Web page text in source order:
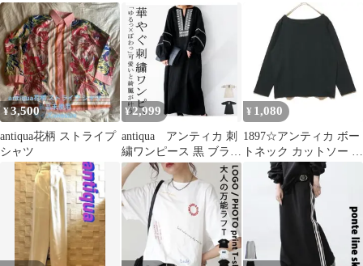
グスカート グリー
ン フリー
ジョーゼットブルー/完
売品タグ
パイピング シャツ
¥3,500
antiqua花柄 ストライプ
シャツ
¥2,999
antiqua アンティカ 刺
繍ワンピース 黒 ブラッ
ク ロング
¥ 1,080
1897☆アンティカ ボー
トネック カットソー ロ
ンT 黒 L 綿100%